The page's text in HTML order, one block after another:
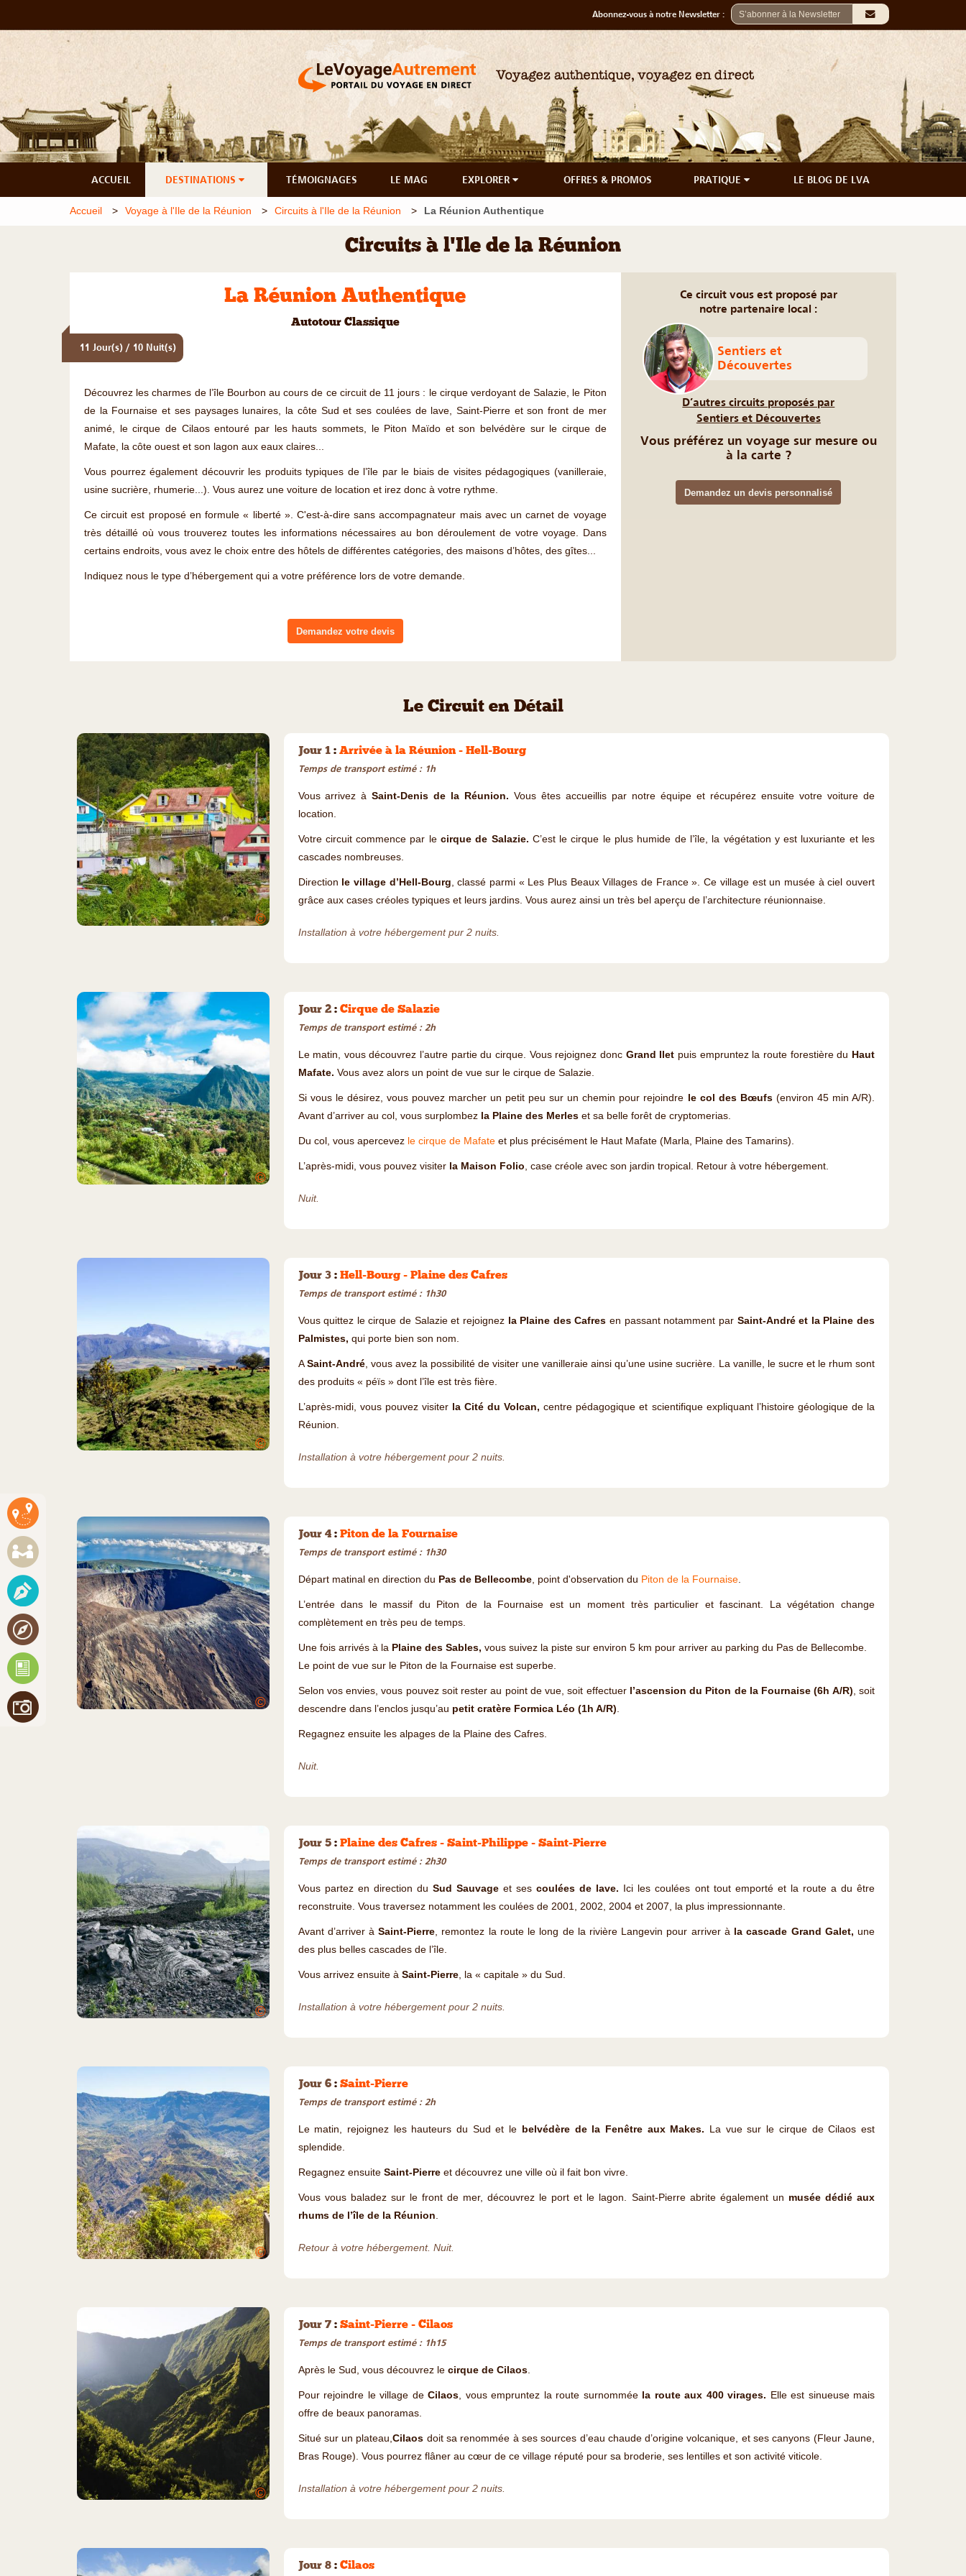
Abonnez-vous à notre Newsletter :
ACCUEIL DESTINATIONS TÉMOIGNAGES LE MAG EXPLORER OFFRES & PROMOS PRATIQUE LE BLOG DE LVA
Accueil Voyage à l'Ile de la Réunion Circuits à l'Ile de la Réunion La Réunion Authentique
Circuits à l'Ile de la Réunion
La Réunion Authentique
Autotour Classique
11 Jour(s) / 10 Nuit(s)
Découvrez les charmes de l’île Bourbon au cours de ce circuit de 11 jours : le cirque verdoyant de Salazie, le Piton
de la Fournaise et ses paysages lunaires, la côte Sud et ses coulées de lave, Saint-Pierre et son front de mer
animé, le cirque de Cilaos entouré par les hauts sommets, le Piton Maïdo et son belvédère sur le cirque de
Mafate, la côte ouest et son lagon aux eaux claires...
Vous pourrez également découvrir les produits typiques de l’île par le biais de visites pédagogiques (vanilleraie,
usine sucrière, rhumerie...). Vous aurez une voiture de location et irez donc à votre rythme.
Ce circuit est proposé en formule « liberté ». C'est-à-dire sans accompagnateur mais avec un carnet de voyage
très détaillé où vous trouverez toutes les informations nécessaires au bon déroulement de votre voyage. Dans
certains endroits, vous avez le choix entre des hôtels de différentes catégories, des maisons d’hôtes, des gîtes...
Indiquez nous le type d’hébergement qui a votre préférence lors de votre demande.
Demandez votre devis
Ce circuit vous est proposé par
notre partenaire local :
Sentiers et
Découvertes
D’autres circuits proposés par
Sentiers et Découvertes
Vous préférez un voyage sur mesure ou
à la carte ?
Demandez un devis personnalisé
Le Circuit en Détail
©
Jour 1: Arrivée à la Réunion - Hell-Bourg
Temps de transport estimé : 1h
Vous arrivez àSaint-Denis de la Réunion.Vous êtes accueillis par notre équipe et récupérez ensuite votre voiture de
location.
Votre circuit commence par le cirque de Salazie. C’est le cirque le plus humide de l’île, la végétation y est luxuriante et les
cascades nombreuses.
Direction le village d’Hell-Bourg, classé parmi « Les Plus Beaux Villages de France ». Ce village est un musée à ciel ouvert
grâce aux cases créoles typiques et leurs jardins. Vous aurez ainsi un très bel aperçu de l’architecture réunionnaise.
Installation à votre hébergement pur 2 nuits.
©
Jour 2: Cirque de Salazie
Temps de transport estimé : 2h
Le matin, vous découvrez l’autre partie du cirque. Vous rejoignez donc Grand Ilet puis empruntez la route forestière du Haut
Mafate. Vous avez alors un point de vue sur le cirque de Salazie.
Si vous le désirez, vous pouvez marcher un petit peu sur un chemin pour rejoindre le col des Bœufs (environ 45 min A/R).
Avant d’arriver au col, vous surplombezla Plaine des Merleset sa belle forêt de cryptomerias.
Du col, vous apercevez le cirque de Mafateet plus précisément le Haut Mafate (Marla, Plaine des Tamarins).
L’après-midi, vous pouvez visiter la Maison Folio, case créole avec son jardin tropical. Retour à votre hébergement.
Nuit.
©
Jour 3: Hell-Bourg - Plaine des Cafres
Temps de transport estimé : 1h30
Vous quittez le cirque de Salazie et rejoignez la Plaine des Cafres en passant notamment par Saint-André et la Plaine des
Palmistes, qui porte bien son nom.
ASaint-André, vous avez la possibilité de visiter une vanilleraie ainsi qu’une usine sucrière. La vanille, le sucre et le rhum sont
des produits « péïs » dont l’île est très fière.
L’après-midi, vous pouvez visiterla Cité du Volcan, centre pédagogique et scientifique expliquant l’histoire géologique de la
Réunion.
Installation à votre hébergement pour 2 nuits.
©
Jour 4: Piton de la Fournaise
Temps de transport estimé : 1h30
Départ matinal en direction du Pas de Bellecombe, point d'observation du Piton de la Fournaise.
L’entrée dans le massif du Piton de la Fournaise est un moment très particulier et fascinant. La végétation change
complètement en très peu de temps.
Une fois arrivés à la Plaine des Sables, vous suivez la piste sur environ 5 km pour arriver au parking du Pas de Bellecombe.
Le point de vue sur le Piton de la Fournaise est superbe.
Selon vos envies, vous pouvez soit rester au point de vue, soit effectuer l’ascension du Piton de la Fournaise (6h A/R), soit
descendre dans l’enclos jusqu’au petit cratère Formica Léo (1h A/R).
Regagnez ensuite les alpages de la Plaine des Cafres.
Nuit.
©
Jour 5: Plaine des Cafres - Saint-Philippe - Saint-Pierre
Temps de transport estimé : 2h30
Vous partez en direction du Sud Sauvageet ses coulées de lave. Ici les coulées ont tout emporté et la route a du être
reconstruite. Vous traversez notamment les coulées de 2001, 2002, 2004 et 2007, la plus impressionnante.
Avant d’arriver àSaint-Pierre, remontez la route le long de la rivière Langevin pour arriver à la cascade Grand Galet, une
des plus belles cascades de l’île.
Vous arrivez ensuite à Saint-Pierre, la « capitale » du Sud.
Installation à votre hébergement pour 2 nuits.
©
Jour 6: Saint-Pierre
Temps de transport estimé : 2h
Le matin, rejoignez les hauteurs du Sud et le belvédère de la Fenêtre aux Makes. La vue sur le cirque de Cilaos est
splendide.
Regagnez ensuiteSaint-Pierreet découvrez une ville où il fait bon vivre.
Vous vous baladez sur le front de mer, découvrez le port et le lagon. Saint-Pierre abrite également un musée dédié aux
rhums de l’île de la Réunion.
Retour à votre hébergement. Nuit.
©
Jour 7: Saint-Pierre - Cilaos
Temps de transport estimé : 1h15
Après le Sud, vous découvrez le cirque de Cilaos.
Pour rejoindre le village de Cilaos, vous empruntez la route surnomméela route aux 400 virages. Elle est sinueuse mais
offre de beaux panoramas.
Situé sur un plateau,Cilaos doit sa renommée à ses sources d’eau chaude d’origine volcanique, et ses canyons (Fleur Jaune,
Bras Rouge). Vous pourrez flâner au cœur de ce village réputé pour sa broderie, ses lentilles et son activité viticole.
Installation à votre hébergement pour 2 nuits.
Jour 8: Cilaos